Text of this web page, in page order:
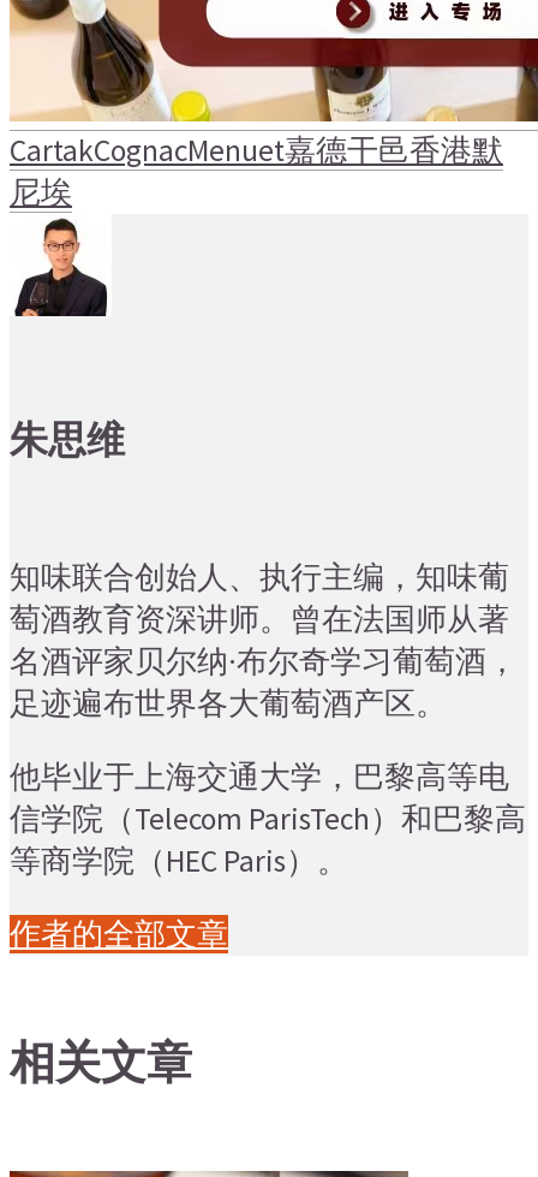
CartakCognacMenuet嘉德干邑香港默
尼埃
朱思维
知味联合创始人、执行主编，知味葡
萄酒教育资深讲师。曾在法国师从著
名酒评家贝尔纳·布尔奇学习葡萄酒，
足迹遍布世界各大葡萄酒产区。
他毕业于上海交通大学，巴黎高等电
信学院（Telecom ParisTech）和巴黎高
等商学院（HEC Paris）。
作者的全部文章
相关文章